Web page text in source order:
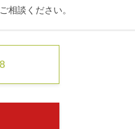
相談ください。